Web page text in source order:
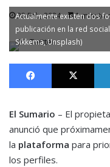
23 Feb, 2024 1 minuto
Actualmente existen dos
publicación en la red
Sikkema, Unsplash)
Facebook X
El Sumario – El
anunció que
la plataforma para
los perfiles.